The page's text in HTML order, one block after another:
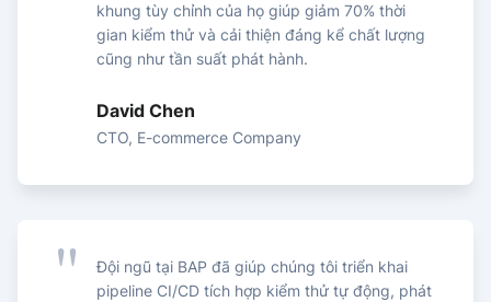
khung tùy chỉnh của họ giúp giảm 70% thời
gian kiểm thử và cải thiện đáng kể chất lượng
cũng như tần suất phát hành.
David Chen
CTO, E-commerce Company
Đội ngũ tại BAP đã giúp chúng tôi triển khai
pipeline CI/CD tích hợp kiểm thử tự động, phát